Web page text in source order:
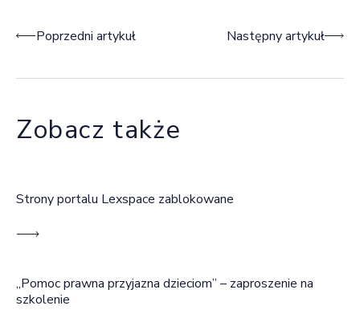
Nawigacja wpisu
Poprzedni artykuł Następny artykuł
Zobacz także
Strony portalu Lexspace zablokowane
„Pomoc prawna przyjazna dzieciom” – zaproszenie na
szkolenie